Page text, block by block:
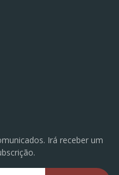
Irá receber um